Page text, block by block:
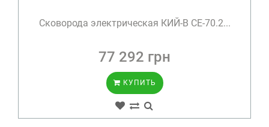
Сковорода электрическая КИЙ-В СЕ-70.2...
77 292 грн
КУПИТЬ